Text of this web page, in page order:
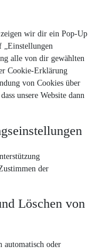
zeigen wir dir ein Pop-Up
„Einstellungen
alle von dir gewählten
Cookie-Erklärung
von Cookies über
unsere Website dann
der
Löschen von
automatisch oder